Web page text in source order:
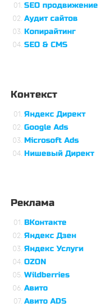
SEO продвижение
Аудит сайтов
Копирайтинг
SEO & CMS
Контекст
Яндекс Директ
Google Ads
Microsoft Ads
Нишевый Директ
Реклама
ВКонтакте
Яндекс Дзен
Яндекс Услуги
OZON
Wildberries
Авито
Авито ADS